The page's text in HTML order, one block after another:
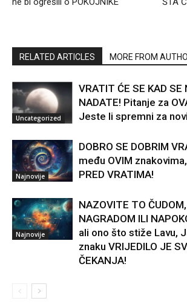
RELATED ARTICLES MORE FROM
Uncategorized
VRATIT ĆE SE KAD
NADATE! Pitanje za
Jeste li spremni za
Najnovije
DOBRO SE DOBRIM
među OVIM
PRED VRATIMA!
Najnovije
NAZOVITE TO
NAGRADOM ILI
ali ono što stiže Lavu,
znaku VRIJEDILO JE
ČEKANJA!